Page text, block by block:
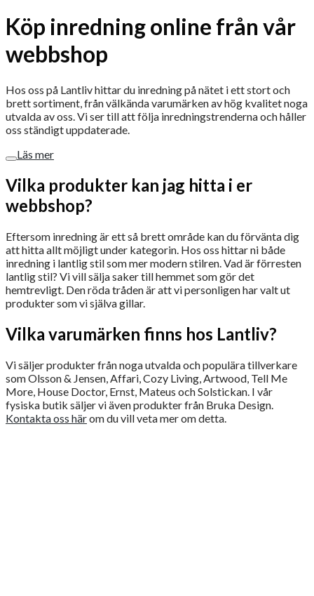
Köp inredning online från vår
webbshop
Hos oss på Lantliv hittar du inredning på nätet i ett stort och
brett sortiment, från välkända varumärken av hög kvalitet noga
utvalda av oss. Vi ser till att följa inredningstrenderna och håller
oss ständigt uppdaterade.
Läs mer
Vilka produkter kan jag hitta i er
webbshop?
Eftersom inredning är ett så brett område kan du förvänta dig
att hitta allt möjligt under kategorin. Hos oss hittar ni både
inredning i lantlig stil som mer modern stilren. Vad är förresten
lantlig stil? Vi vill sälja saker till hemmet som gör det
hemtrevligt. Den röda tråden är att vi personligen har valt ut
produkter som vi själva gillar.
Vilka varumärken finns hos Lantliv?
Vi säljer produkter från noga utvalda och populära tillverkare
som Olsson & Jensen, Affari, Cozy Living, Artwood, Tell Me
More, House Doctor, Ernst, Mateus och Solstickan. I vår
fysiska butik säljer vi även produkter från Bruka Design.
Kontakta oss härom du vill veta mer om detta.